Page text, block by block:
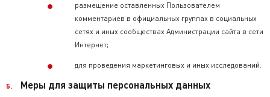
размещение оставленных Пользователем
комментариев в официальных группах в социальных
сетях и иных сообществах Администрации сайта в сети
Интернет;
для проведения маркетинговых и иных исследований.
Меры для защиты персональных данных